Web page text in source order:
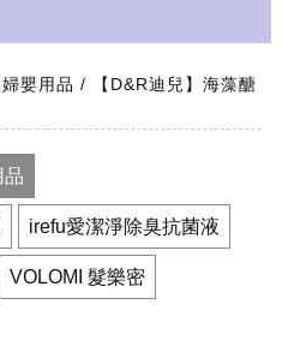
嬰用品 / 【D&R迪兒】海藻醣
品
irefu愛潔淨除臭抗菌液
VOLOMI 髮樂密